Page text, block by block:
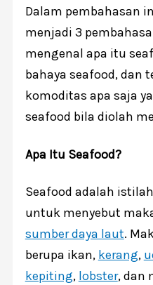
Dalam pembahasan
menjadi 3
mengenal apa itu
bahaya seafood, dan
komoditas apa saja
seafood bila diolah
Apa Itu Seafood?
Seafood adalah
untuk menyebut
sumber daya laut.
berupa ikan, kerang,
kepiting, lobster, dan